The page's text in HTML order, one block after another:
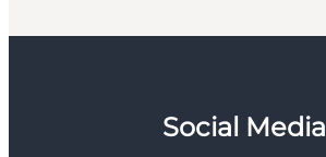
Social Media